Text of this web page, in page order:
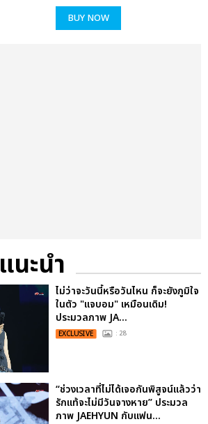
BUY NOW
แนะนำ
ไม่ว่าจะวันนี้หรือวันไหน ก็จะยังภูมิใจ
ในตัว "แจบอม" เหมือนเดิม!
ประมวลภาพ JA...
EXCLUSIVE : 28
“ช่วงเวลาที่ไม่ได้เจอกันพิสูจน์แล้วว่า
รักแท้จะไม่มีวันจางหาย” ประมวล
ภาพ JAEHYUN กับแฟน...